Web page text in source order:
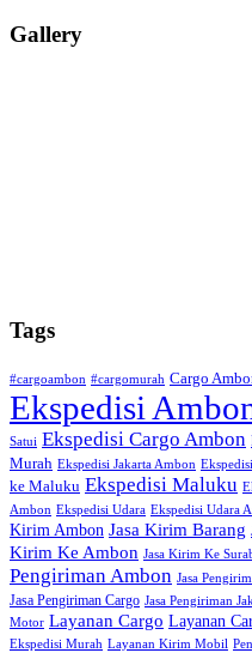
Gallery
Tags
#cargoambon #cargomurah Cargo
Ekspedisi
Satui Ekspedisi Cargo Ambon
Murah Ekspedisi Jakarta Ambon
ke Maluku Ekspedisi Maluku
Ambon Ekspedisi Udara Ekspedisi Udara
Kirim Ambon Jasa Kirim Barang
Kirim Ke Ambon Jasa Kirim Ke
Pengiriman Ambon Jasa
Jasa Pengiriman Cargo Jasa Pengiriman
Motor Layanan Cargo Layanan
Ekspedisi Murah Layanan Kirim Mobil